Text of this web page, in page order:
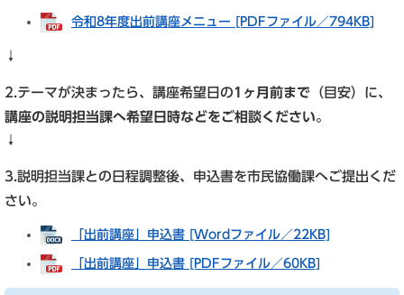
令和8年度出前講座メニュー [PDFファイル／794KB]
↓
2.テーマが決まったら、講座希望日の1ヶ月前まで （目安）に、
講座の説明担当課へ希望日時などをご相談ください。
↓
3.説明担当課との日程調整後、申込書を市民協働課へご提出くだ
さい。
「出前講座」申込書 [Wordファイル／22KB]
「出前講座」申込書 [PDFファイル／60KB]